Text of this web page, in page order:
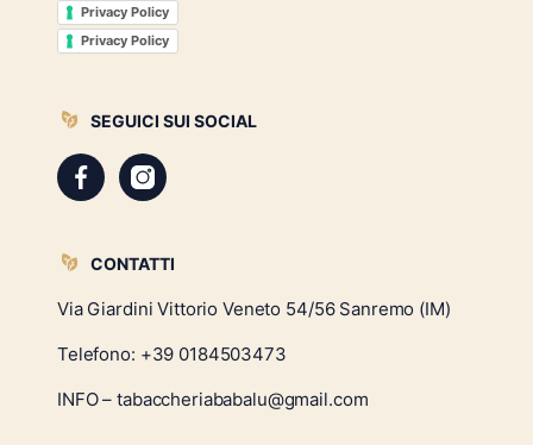
Privacy Policy
Privacy Policy
SEGUICI SUI SOCIAL
CONTATTI
Via Giardini Vittorio Veneto 54/56 Sanremo (IM)
Telefono: +39 0184503473
INFO – tabaccheriababalu@gmail.com